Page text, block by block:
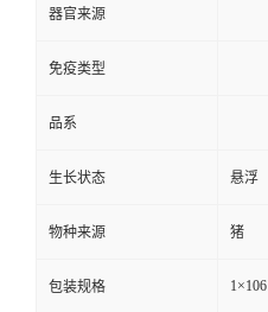
器官来源
免疫类型
品系
生长状态 悬浮
物种来源 猪
包装规格 1×106